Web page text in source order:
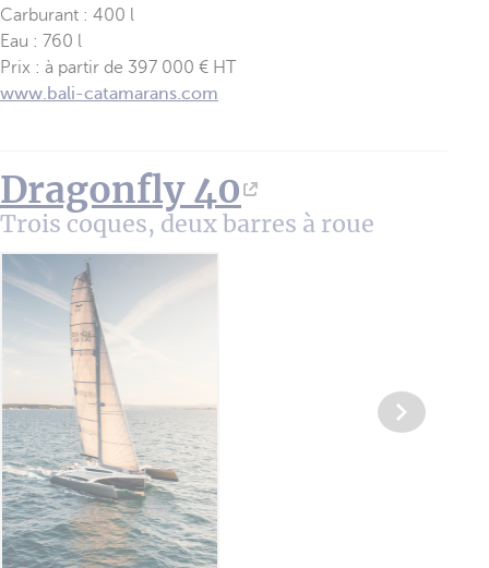
Carburant : 400 l
Eau : 760 l
Prix : à partir de 397 000 € HT
www.bali-catamarans.com
Dragonfly 40
Trois coques, deux barres à roue